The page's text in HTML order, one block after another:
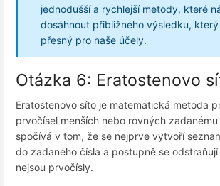
jednodušší a rychlejší metody, které
dosáhnout přibližného výsledku,
přesný pro naše účely.
Otázka 6: Eratostenovo
Eratostenovo síto je matematická metoda
prvočísel menších nebo rovných
spočívá v tom, že se nejprve vytvoří
do zadaného čísla a postupně se
nejsou prvočísly.